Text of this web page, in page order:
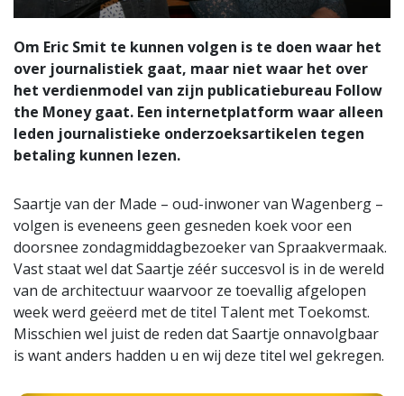
Om Eric Smit te kunnen volgen is te doen waar het
over journalistiek gaat, maar niet waar het over
het verdienmodel van zijn publicatiebureau Follow
the Money gaat. Een internetplatform waar alleen
leden journalistieke onderzoeksartikelen tegen
betaling kunnen lezen.
Saartje van der Made – oud-inwoner van Wagenberg –
volgen is eveneens geen gesneden koek voor een
doorsnee zondagmiddagbezoeker van Spraakvermaak.
Vast staat wel dat Saartje zéér succesvol is in de wereld
van de architectuur waarvoor ze toevallig afgelopen
week werd geëerd met de titel Talent met Toekomst.
Misschien wel juist de reden dat Saartje onnavolgbaar
is want anders hadden u en wij deze titel wel gekregen.